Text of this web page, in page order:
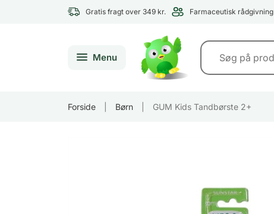
Gratis fragt over 349 kr. Farmaceutisk rådgivning
Menu
Forside Børn GUM Kids Tandbørste 2+